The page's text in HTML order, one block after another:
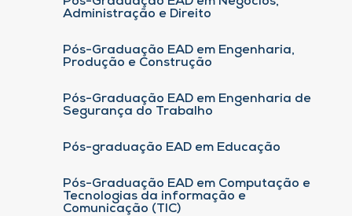
Administração e Direito
Pós-Graduação EAD em Engenharia,
Produção e Construção
Pós-Graduação EAD em Engenharia de
Segurança do Trabalho
Pós-graduação EAD em Educação
Pós-Graduação EAD em Computação e
Tecnologias da informação e
Comunicação (TIC)